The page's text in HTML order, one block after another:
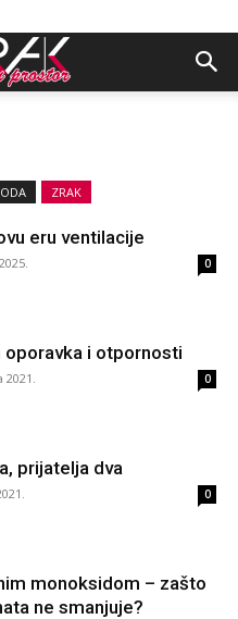
ZRAK
eru ventilacije
0
oporavka i otpornosti
2021. 0
prijatelja dva
0
monoksidom – zašto
ne smanjuje?